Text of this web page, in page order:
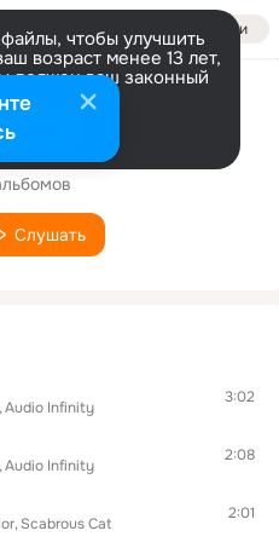
Войти
чтобы улучшить
возраст менее 13 лет,
должен ваш законный
информации
Cat
Слушать
Audio Infinity
3:02
Audio Infinity
2:08
Scabrous Cat
2:01